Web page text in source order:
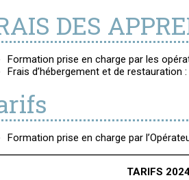
DES
Formation prise en charge par les
Frais d’hébergement et de restauration
Formation prise en charge par
TARIFS